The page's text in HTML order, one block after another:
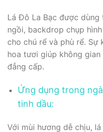
Lá Đô La Bạc được
ngồi, backdrop chụp
cho chú rể và phù rể.
hoa tươi giúp không
đẳng cấp.
Ứng dụng trong
tinh dầu:
Với mùi hương dễ chịu,